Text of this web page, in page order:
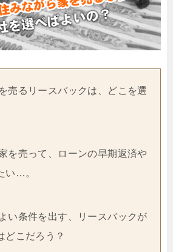
売るリースバックは、どこを選
を売って、ローンの早期返済や
い…。
い条件を出す、リースバックが
どこだろう？